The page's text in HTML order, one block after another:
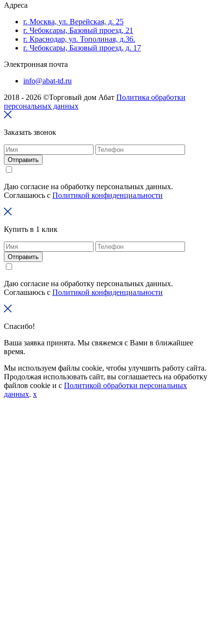
Адреса
г. Москва, ул. Верейская, д. 25
г. Чебоксары, Базовый проезд, 21
г. Краснодар, ул. Тополиная, д.36.
г. Чебоксары, Базовый проезд, д. 17
Электронная почта
info@abat-td.ru
2018 - 2026 ©Торговый дом Абат Политика обработки
персональных данных
Заказать звонок
Отправить
Даю согласие на обработку персональных данных.
Соглашаюсь с Политикой конфиденциальности
Купить в 1 клик
Отправить
Даю согласие на обработку персональных данных.
Соглашаюсь с Политикой конфиденциальности
Спасибо!
Ваша заявка принята. Мы свяжемся с Вами в ближайшее
время.
Мы используем файлы cookie, чтобы улучшить работу сайта.
Продолжая использовать сайт, вы соглашаетесь на обработку
файлов cookie и с Политикой обработки персональных
данных. x